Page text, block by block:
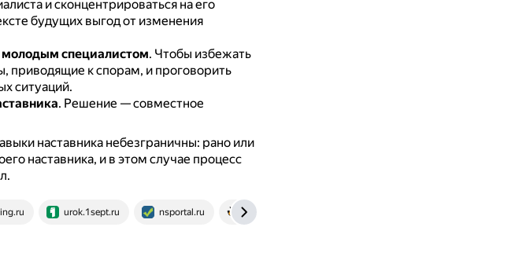
и сконцентрироваться на его
будущих выгод от изменения
специалистом. Чтобы избежать
приводящие к спорам, и проговорить
ситуаций.
. Решение — совместное
наставника небезграничны: рано или
наставника, и в этом случае процесс
urok.1sept.ru nsportal.ru www.unisender.com